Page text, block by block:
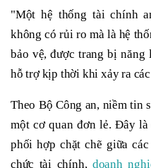
"Một hệ thống tài chính
không có rủi ro mà là hệ
bảo vệ, được trang bị
hỗ trợ kịp thời khi xảy ra
Theo Bộ Công an, niềm tin
một cơ quan đơn lẻ. Đây
phối hợp chặt chẽ giữa
chức tài chính, doanh